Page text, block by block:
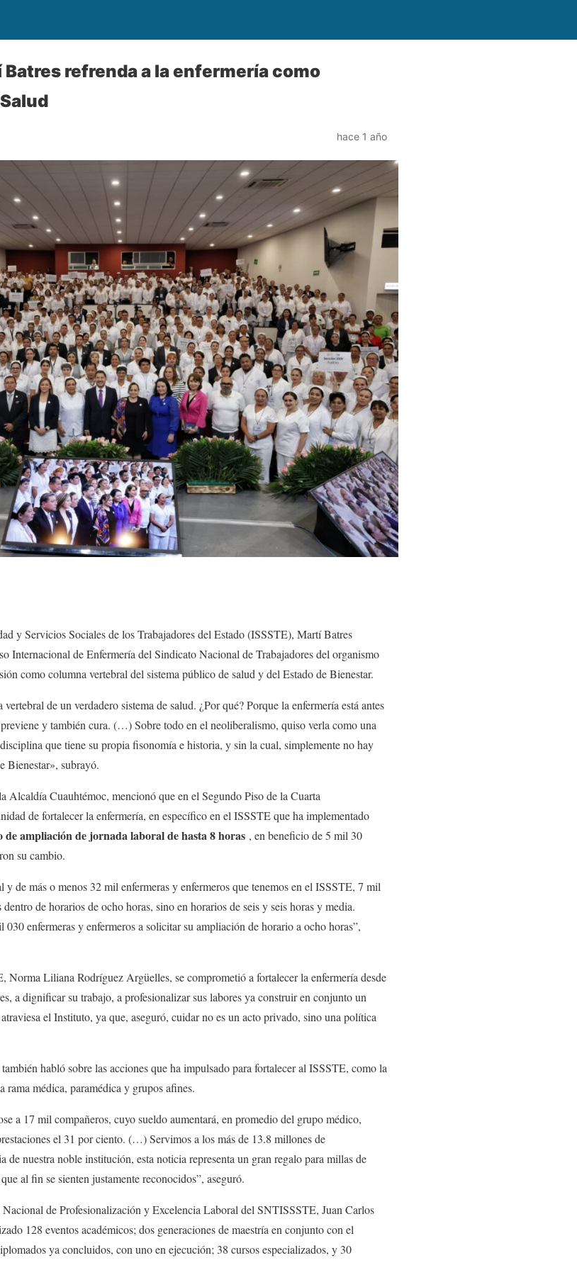
Batres refrenda a la enfermería como
hace 1 año
y Servicios Sociales de los Trabajadores del Estado (ISSSTE), Martí Batres
Internacional de Enfermería del Sindicato Nacional de Trabajadores del organismo
como columna vertebral del sistema público de salud y del Estado de Bienestar.
de un verdadero sistema de salud. ¿Por qué? Porque la enfermería está antes
y también cura. (…) Sobre todo en el neoliberalismo, quiso verla como una
que tiene su propia fisonomía e historia, y sin la cual, simplemente no hay
Bienestar», subrayó.
Alcaldía Cuauhtémoc, mencionó que en el Segundo Piso de la Cuarta
de fortalecer la enfermería, en específico en el ISSSTE que ha implementado
ampliación de jornada laboral de hasta 8 horas , en beneficio de 5 mil 30
su cambio.
y de más o menos 32 mil enfermeras y enfermeros que tenemos en el ISSSTE, 7 mil
de horarios de ocho horas, sino en horarios de seis y seis horas y media.
enfermeras y enfermeros a solicitar su ampliación de horario a ocho horas”,
Liliana Rodríguez Argüelles, se comprometió a fortalecer la enfermería desde
a dignificar su trabajo, a profesionalizar sus labores ya construir en conjunto un
el Instituto, ya que, aseguró, cuidar no es un acto privado, sino una política
habló sobre las acciones que ha impulsado para fortalecer al ISSSTE, como la
rama médica, paramédica y grupos afines.
a 17 mil compañeros, cuyo sueldo aumentará, en promedio del grupo médico,
el 31 por ciento. (…) Servimos a los más de 13.8 millones de
de nuestra noble institución, esta noticia representa un gran regalo para millas de
al fin se sienten justamente reconocidos”, aseguró.
de Profesionalización y Excelencia Laboral del SNTISSSTE, Juan Carlos
128 eventos académicos; dos generaciones de maestría en conjunto con el
ya concluidos, con uno en ejecución; 38 cursos especializados, y 30